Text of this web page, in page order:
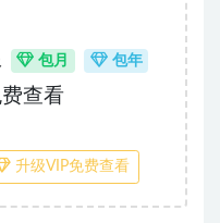
包月 包年
费查看
升级VIP免费查看